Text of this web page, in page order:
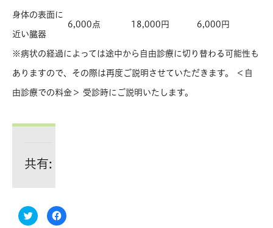
身体の表面に
近い臓器
6,000点 18,000円 6,000円
※病状の経過によっては途中から自由診療に切り替わる可能性も
ありますので、その際は再度ご説明させていただきます。 ＜自
由診療での料金＞ 受診時にご説明いたします。
共有:
ク
リ
Facebook
で